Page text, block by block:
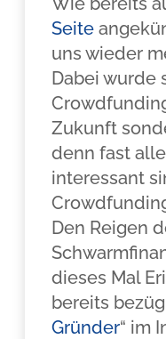
Seite
uns wieder
Dabei wurde
Zukunft
denn fast
interessant
Den Reigen
dieses Mal
bereits
Gründer“ im